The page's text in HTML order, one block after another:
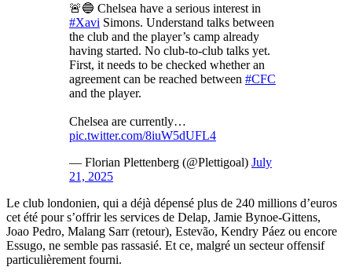
🚨🔵 Chelsea have a serious interest in
#Xavi Simons. Understand talks between
the club and the player’s camp already
having started. No club-to-club talks yet.
First, it needs to be checked whether an
agreement can be reached between #CFC
and the player.
Chelsea are currently…
pic.twitter.com/8iuW5dUFL4
— Florian Plettenberg (@Plettigoal) July
21, 2025
Le club londonien, qui a déjà dépensé plus de 240 millions d’euros
cet été pour s’offrir les services de Delap, Jamie Bynoe-Gittens,
Joao Pedro, Malang Sarr (retour), Estevão, Kendry Páez ou encore
Essugo, ne semble pas rassasié. Et ce, malgré un secteur offensif
particulièrement fourni.